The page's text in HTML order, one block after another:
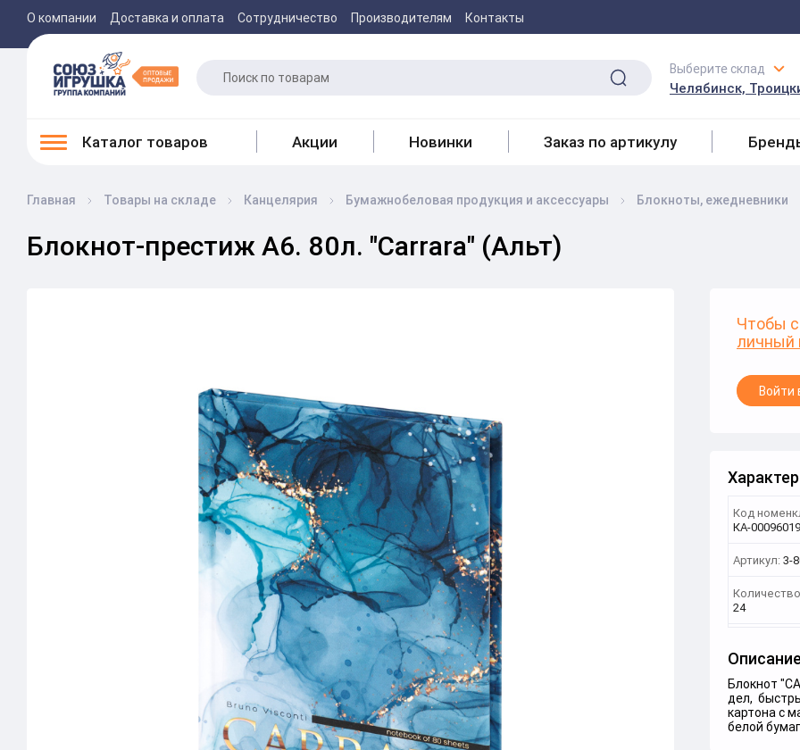
О компании Доставка и оплата Сотрудничество Производителям Контакты
Выберите склад
Челябинск,
Каталог товаров Акции Новинки Заказ по артикулу
Главная Товары на складе Канцелярия Бумажнобеловая продукция и аксесcуары Блокноты, ежедневники
Блокнот-престиж А6. 80л. "Carrara" (Альт)
Чтобы
личный
Войти
Код
КА-00096019
Артикул: 3-
24
Блокнот
дел,
картона с
белой